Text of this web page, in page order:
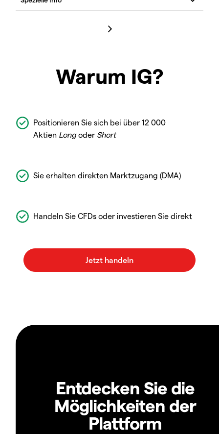
Warum IG?
Positionieren Sie sich bei über 12 000
Aktien Longoder Short
Sie erhalten direkten Marktzugang (DMA)
Handeln Sie CFDs oder investieren Sie direkt
Entdecken Sie die
Möglichkeiten der
Plattform